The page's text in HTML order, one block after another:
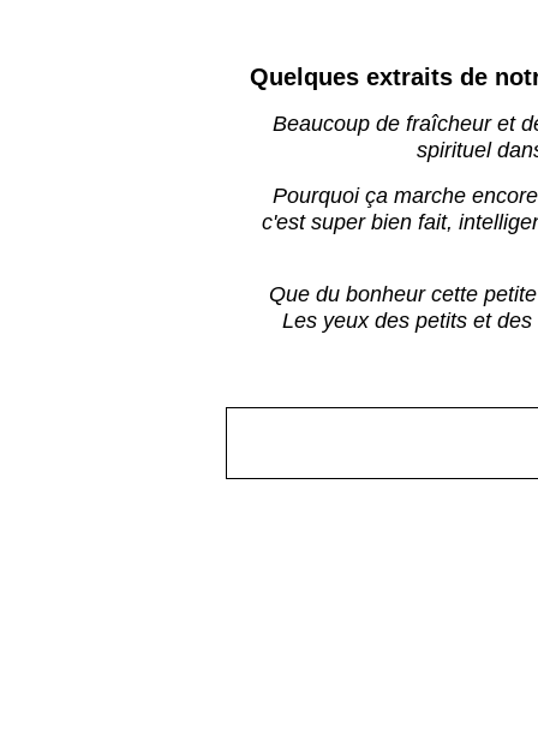
Quelques extraits de
Beaucoup de fraîcheur et
spirituel
Pourquoi ça marche
c'est super bien fait,
Que du bonheur cette
Les yeux des petits et